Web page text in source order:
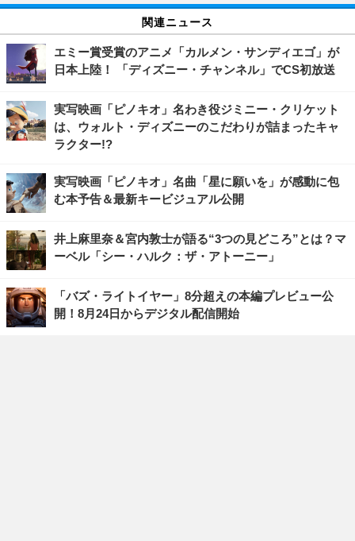
関連ニュース
エミー賞受賞のアニメ「カルメン・サンディエゴ」が
日本上陸！ 「ディズニー・チャンネル」でCS初放送
実写映画「ピノキオ」名わき役ジミニー・クリケット
は、ウォルト・ディズニーのこだわりが詰まったキャ
ラクター!?
実写映画「ピノキオ」名曲「星に願いを」が感動に包
む本予告＆最新キービジュアル公開
井上麻里奈＆宮内敦士が語る“3つの見どころ”とは？マ
ーベル「シー・ハルク：ザ・アトーニー」
「バズ・ライトイヤー」8分超えの本編プレビュー公
開！8月24日からデジタル配信開始